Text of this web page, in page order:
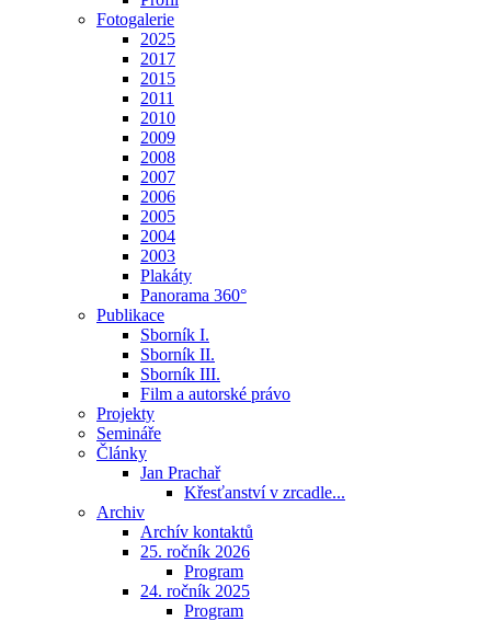
Fotogalerie
2025
2017
2015
2011
2010
2009
2008
2007
2006
2005
2004
2003
Plakáty
Panorama 360°
Publikace
Sborník I.
Sborník II.
Sborník III.
Film a autorské právo
Projekty
Semináře
Články
Jan Prachař
Křesťanství v zrcadle...
Archiv
Archív kontaktů
25. ročník 2026
Program
24. ročník 2025
Program